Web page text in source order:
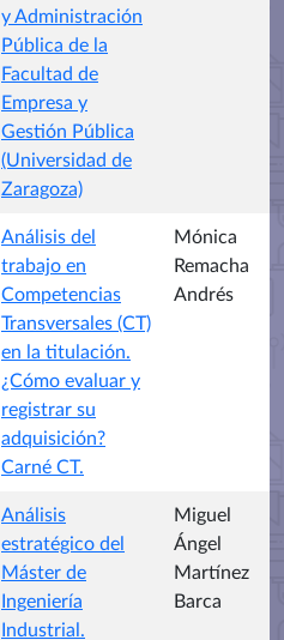
y Administración
Pública de la
Facultad de
Empresa y
Gestión Pública
(Universidad de
Zaragoza)
Análisis del
trabajo en
Competencias
Transversales (CT)
en la titulación.
¿Cómo evaluar y
registrar su
adquisición?
Carné CT.
Mónica
Remacha
Andrés
Análisis
estratégico del
Máster de
Ingeniería
Industrial.
Miguel
Ángel
Martínez
Barca